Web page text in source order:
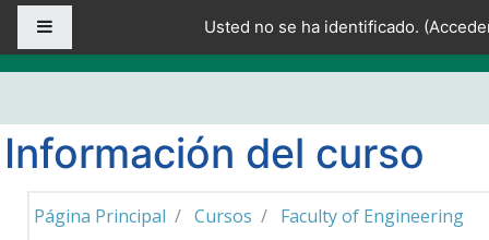
Salta al contenido principal
Usted no se ha identificado. (
Información del curso
Página Principal Cursos
Faculty of Engineering